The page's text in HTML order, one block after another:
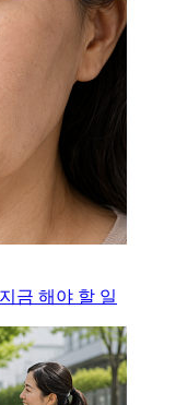
금 해야 할 일